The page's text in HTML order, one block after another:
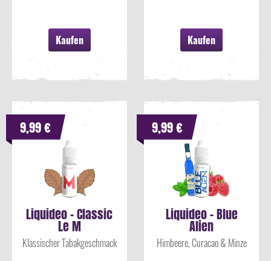
Kaufen Kaufen
Liquideo - Classic
Le M
Klassischer Tabakgeschmack
9,99 €
Liquideo - Blue
Alien
Himbeere, Curacao & Minze
9,99 €